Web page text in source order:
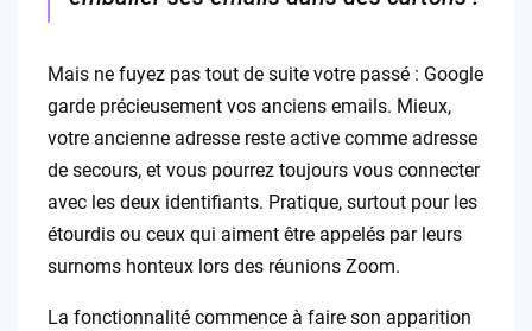
Mais ne fuyez pas tout de suite votre passé : Google
garde précieusement vos anciens emails. Mieux,
votre ancienne adresse reste active comme adresse
de secours, et vous pourrez toujours vous connecter
avec les deux identifiants. Pratique, surtout pour les
étourdis ou ceux qui aiment être appelés par leurs
surnoms honteux lors des réunions Zoom.
La fonctionnalité commence à faire son apparition